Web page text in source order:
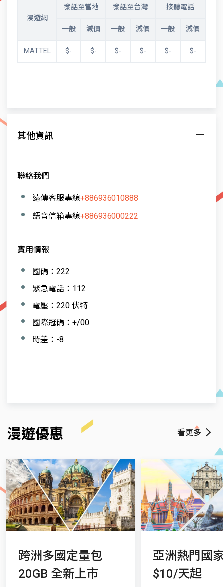
漫遊網
發話至當地 發話至台灣 接聽電話
一般 減價 一般 減價 一般 減價
MATTEL $- $- $- $- $- $-
其他資訊
聯絡我們
遠傳客服專線+886936010888
語音信箱專線+886936000222
實用情報
國碼：222
緊急電話：112
電壓：220 伏特
國際冠碼：+/00
時差：-8
漫遊優惠
跨洲多國定量包
20GB 全新上市
亞洲熱門國
$10/天起
看更多